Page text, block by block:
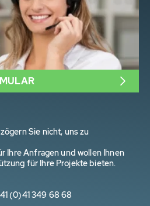
Sie nicht, uns zu
Ihre Anfragen und wollen Ihnen
für Ihre Projekte bieten.
(0)41 349 68 68